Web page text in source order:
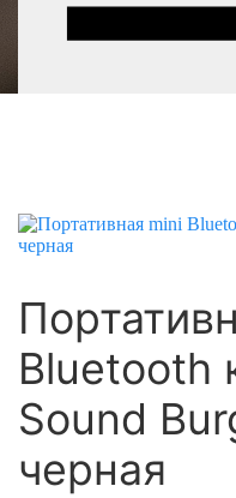
Bluetooth
Sound
черная